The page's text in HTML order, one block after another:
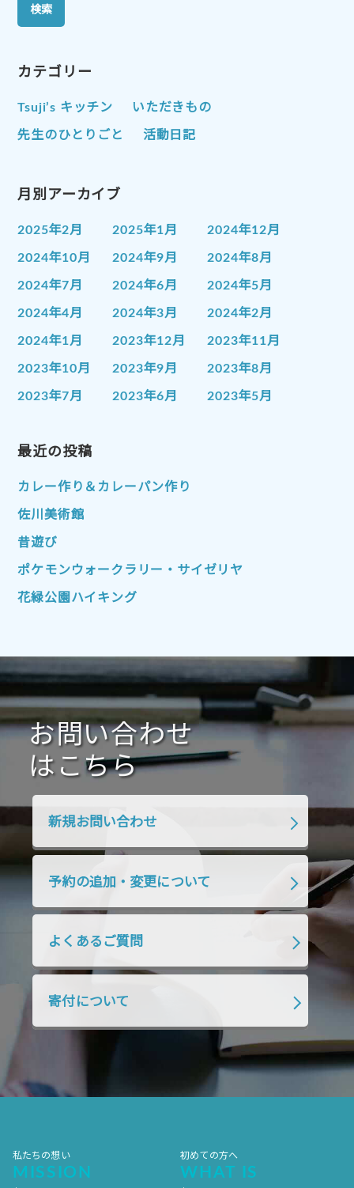
カテゴリー
Tsuji’s キッチン いただきもの
先生のひとりごと 活動日記
月別アーカイブ
2025年2月 2025年1月 2024年12月
2024年10月 2024年9月 2024年8月
2024年7月 2024年6月 2024年5月
2024年4月 2024年3月 2024年2月
2024年1月 2023年12月 2023年11月
2023年10月 2023年9月 2023年8月
2023年7月 2023年6月 2023年5月
2023年1月
2022年10月 2022年9月
2022年7月
2022年4月
2022年1月 2021年12月 2021年11月
2021年10月 2021年9月
2021年1月 2020年12月 2020年11月
2020年10月 2020年9月 2020年8月
2020年7月 2020年6月 2020年5月
2020年4月 2020年3月 2020年2月
2019年10月 2019年9月
2019年4月
2018年7月 2018年6月
2018年4月 2018年3月 2018年2月
2018年1月 2017年12月
2017年10月 2017年9月 2017年8月
2017年5月
2017年4月
最近の投稿
カレー作り＆カレーパン作り
佐川美術館
昔遊び
ポケモンウォークラリー・サイゼリヤ
花緑公園ハイキング
お問い合わせ
はこちら
新規お問い合わせ
予約の追加・変更について
よくあるご質問
寄付について
私たちの想い
MISSION
初めての方へ
WHAT IS